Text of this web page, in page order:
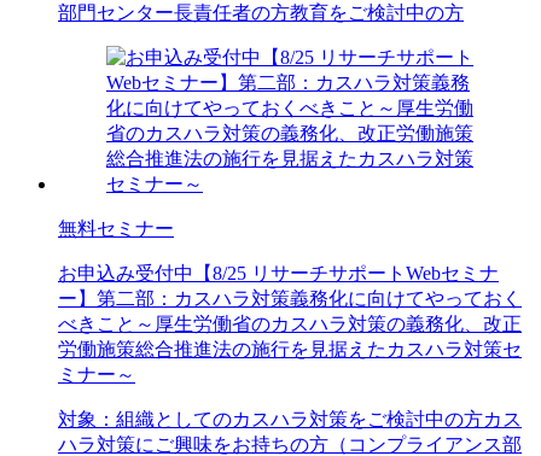
部門センター長責任者の方教育をご検討中の方
無料セミナー
お申込み受付中
【8/25 リサーチサポートWebセミナ
ー】第二部：カスハラ対策義務化に向けてやっておく
べきこと～厚生労働省のカスハラ対策の義務化、改正
労働施策総合推進法の施行を見据えたカスハラ対策セ
ミナー～
対象： 組織としてのカスハラ対策をご検討中の方カス
ハラ対策にご興味をお持ちの方（コンプライアンス部